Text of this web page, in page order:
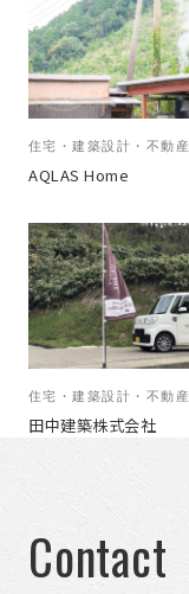
住宅・建築設計・不動産
AQLAS Home
住宅・建築設計・不動産
田中建築株式会社
Contact